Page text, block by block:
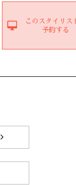
このスタイリス
予約する